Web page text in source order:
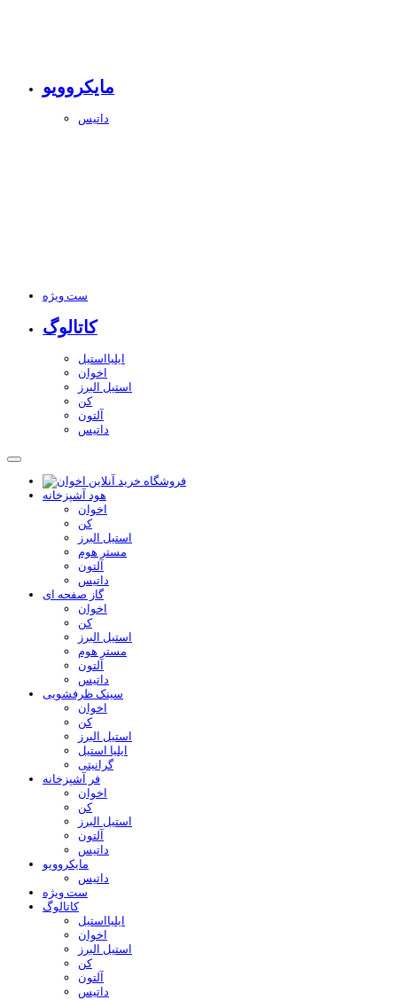
مایکروویو
داتیس
ست ویژه
کاتالوگ
ایلیااستیل
اخوان
استیل البرز
کن
آلتون
داتیس
هود آشپزخانه
اخوان
کن
استیل البرز
مستر هوم
آلتون
داتیس
گاز صفحه ای
اخوان
کن
استیل البرز
مستر هوم
آلتون
داتیس
سینک ظرفشویی
اخوان
کن
استیل البرز
ایلیا استیل
گرانیتی
فر آشپزخانه
اخوان
کن
استیل البرز
آلتون
داتیس
مایکروویو
داتیس
ست ویژه
کاتالوگ
ایلیااستیل
اخوان
استیل البرز
کن
آلتون
داتیس